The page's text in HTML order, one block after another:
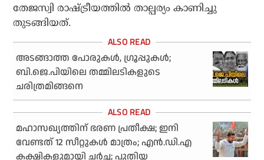
തേജസ്വി രാഷ്ട്രീയത്തില്‍ താല്പര്യം കാണിച്ചു
തുടങ്ങിയത്.
അടങ്ങാത്ത പോരുകള്‍, ഗ്രൂപ്പുകള്‍;
ബി.ജെ.പിയിലെ തമ്മിലടികളുടെ
ചരിത്രമിങ്ങനെ
മഹാസഖ്യത്തിന് ഭരണ പ്രതീക്ഷ; ഇനി
വേണ്ടത് 12 സീറ്റുകള്‍ മാത്രം; എന്‍.ഡി.എ
കക്ഷികളുമായി ചര്‍ച്ച; പുതിയ